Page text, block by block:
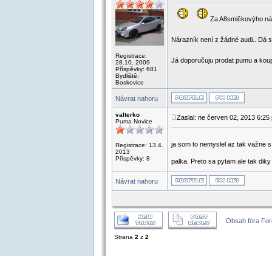
Registrace:
28.10. 2009
Příspěvky: 681
Bydliště:
Boskovice
Za A8smičkovýho
Nárazník není z žádné audi.. Dá
Já doporučuju prodat pumu a
Návrat nahoru
valterko
Puma Novice
Registrace: 13.4.
2013
Příspěvky: 8
Zaslal: ne červen 02, 2013 6:25
ja som to nemyslel az tak važne
palka. Preto sa pytam ale tak
Návrat nahoru
Obsah fóra
Strana 2 z 2